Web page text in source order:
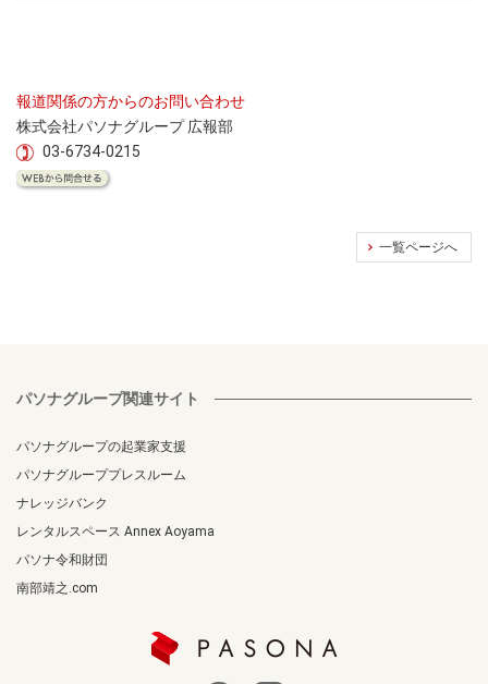
報道関係の方からのお問い合わせ
株式会社パソナグループ 広報部
03-6734-0215
一覧ページへ
パソナグループ関連サイト
パソナグループの起業家支援
パソナグループプレスルーム
ナレッジバンク
レンタルスペース Annex Aoyama
パソナ令和財団
南部靖之.com